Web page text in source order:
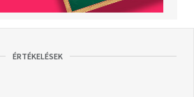
ÉRTÉKELÉSEK